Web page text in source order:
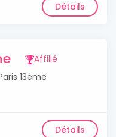
Détails
Affilié
13ème
Détails